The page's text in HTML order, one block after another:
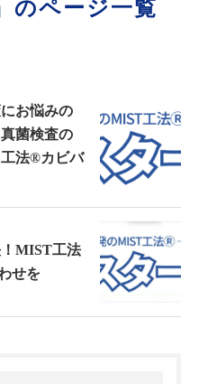
のページ一覧
お悩みの
菌検査の
法®カビバ
MIST工法
せを